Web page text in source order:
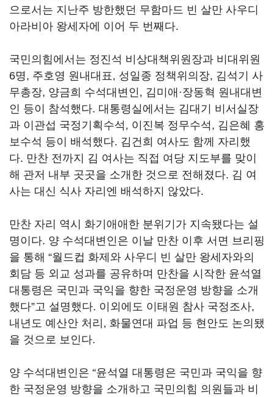
으로서는 지난주 방한했던 무함마드 빈 살만 사우디
아라비아 왕세자에 이어 두 번째다.
국민의힘에서는 정진석 비상대책위원장과 비대위원
6명, 주호영 원내대표, 성일종 정책위의장, 김석기 사
무총장, 양금희 수석대변인, 김미애·장동혁 원내대변
인 등이 참석했다. 대통령실에서는 김대기 비서실장
과 이관섭 국정기획수석, 이진복 정무수석, 김은혜 홍
보수석 등이 배석했다. 김건희 여사도 함께 자리했
다. 만찬 전까지 김 여사는 직접 여당 지도부를 맞이
해 관저 내부 곳곳을 소개한 것으로 전해졌다. 김 여
사는 대신 식사 자리엔 배석하지 않았다.
만찬 자리 역시 화기애애한 분위기가 지속됐다는 설
명이다. 양 수석대변인은 이날 만찬 이후 서면 브리핑
을 통해 “월드컵 화제와 사우디 빈 살만 왕세자와의
회담 등 외교 성과를 공유하며 만찬을 시작한 윤석열
대통령은 국민과 국익을 향한 국정운영 방향을 소개
했다”고 설명했다. 이외에도 이태원 참사 국정조사,
내년도 예산안 처리, 화물연대 파업 등 현안도 논의됐
을 것으로 보인다.
양 수석대변인은 “윤석열 대통령은 국민과 국익을 향
한 국정운영 방향을 소개하고 국민의힘 의원들과 비